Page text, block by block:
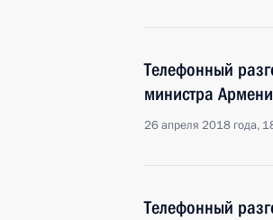
Телефонный
министра
26 апреля 2018 года,
Телефонный